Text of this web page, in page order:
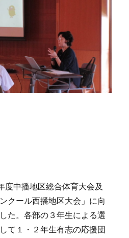
度中播地区総合体育大会及
クール西播地区大会」に向
た。各部の３年生による選
て１・２年生有志の応援団